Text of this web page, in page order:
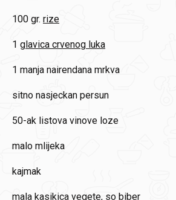
100 gr. rize
1 glavica crvenog luka
1 manja nairendana mrkva
sitno nasjeckan persun
50-ak listova vinove loze
malo mlijeka
kajmak
mala kasikica vegete, so biber